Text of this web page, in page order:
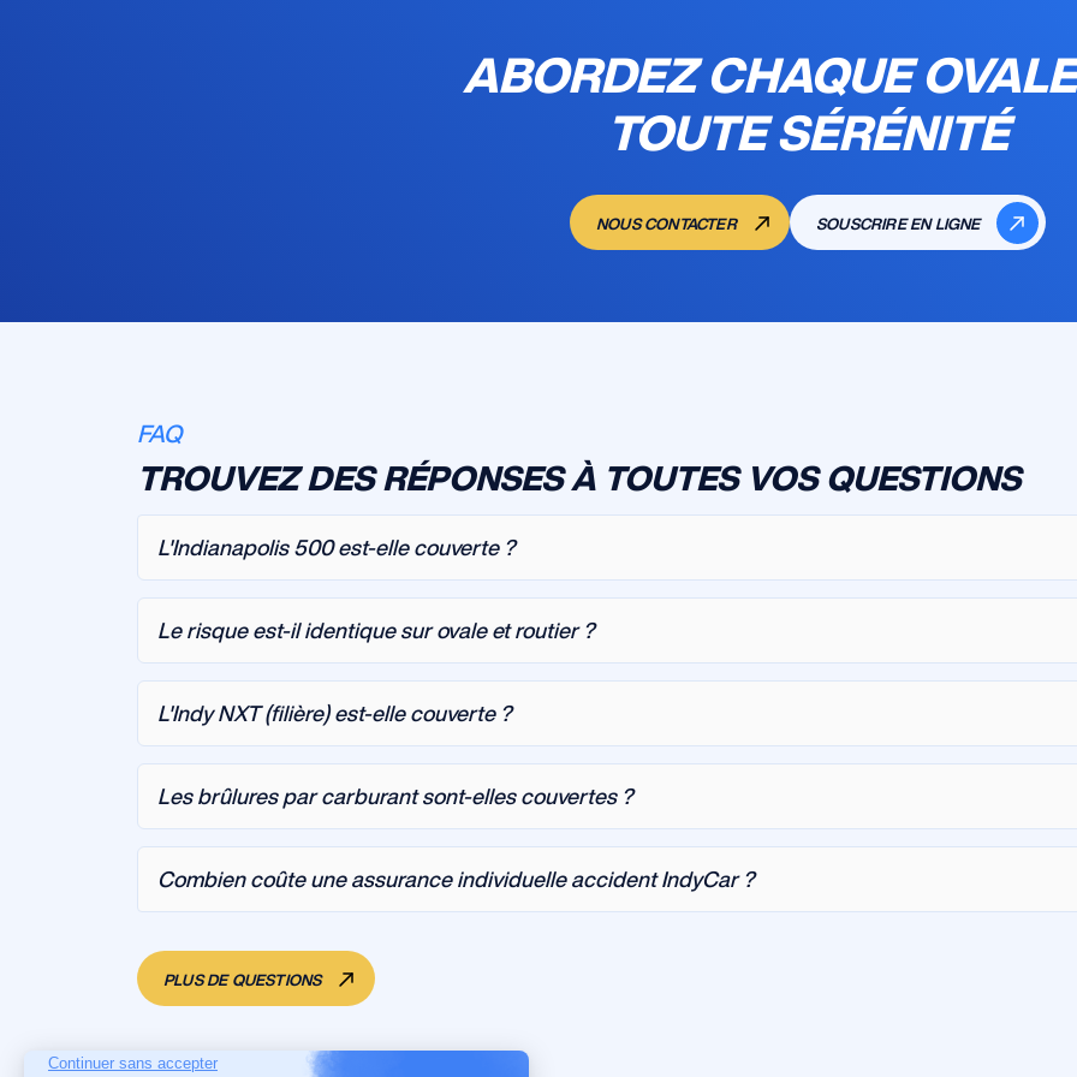
ABORDEZ CHAQUE
TOUTE SÉRÉNITÉ
NOUS CONTACTER SOUSCRIRE EN LIGNE
FAQ
TROUVEZ DES RÉPONSES À TOUTES VOS QUESTIONS
L'Indianapolis 500 est-elle couverte ?
Le risque est-il identique sur ovale et routier ?
L'Indy NXT (filière) est-elle couverte ?
Les brûlures par carburant sont-elles couvertes ?
Combien coûte une assurance individuelle accident IndyCar ?
PLUS DE QUESTIONS